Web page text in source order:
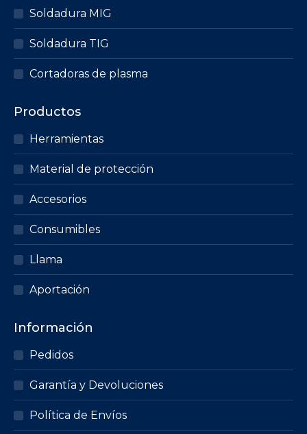
Soldadura MIG
Soldadura TIG
Cortadoras de plasma
Productos
Herramientas
Material de protección
Accesorios
Consumibles
Llama
Aportación
Información
Pedidos
Garantía y Devoluciones
Política de Envíos